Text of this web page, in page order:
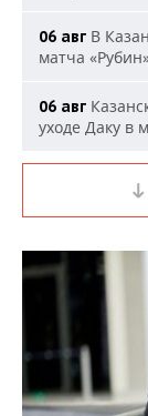
06 авг В
матча
06 авг
уходе Даку в